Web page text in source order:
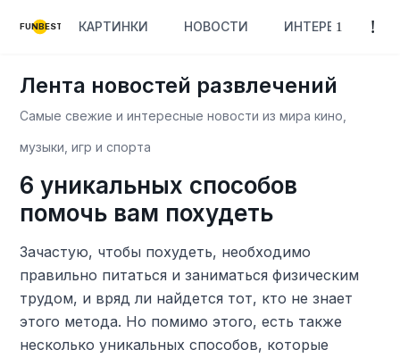
FUNBEST КАРТИНКИ НОВОСТИ ИНТЕРЕСНОЕ
Лента новостей развлечений
Самые свежие и интересные новости из мира кино,
музыки, игр и спорта
6 уникальных способов
помочь вам похудеть
Зачастую, чтобы похудеть, необходимо
правильно питаться и заниматься физическим
трудом, и вряд ли найдется тот, кто не знает
этого метода. Но помимо этого, есть также
несколько уникальных способов, которые